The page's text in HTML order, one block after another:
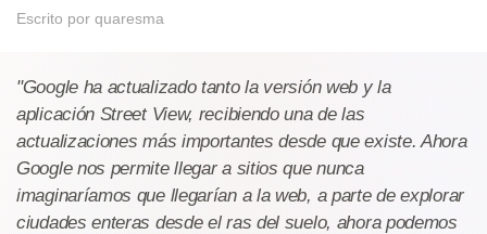
Escrito por quaresma
"Google ha actualizado tanto la versión web y la
aplicación Street View, recibiendo una de las
actualizaciones más importantes desde que existe. Ahora
Google nos permite llegar a sitios que nunca
imaginaríamos que llegarían a la web, a parte de explorar
ciudades enteras desde el ras del suelo, ahora podemos